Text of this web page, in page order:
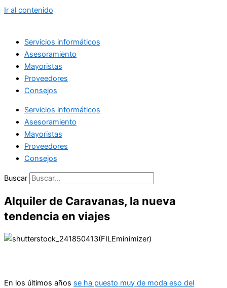
Ir al contenido
Servicios informáticos
Asesoramiento
Mayoristas
Proveedores
Consejos
Servicios informáticos
Asesoramiento
Mayoristas
Proveedores
Consejos
Buscar
Alquiler de Caravanas, la nueva
tendencia en viajes
En los últimos años se ha puesto muy de moda eso del